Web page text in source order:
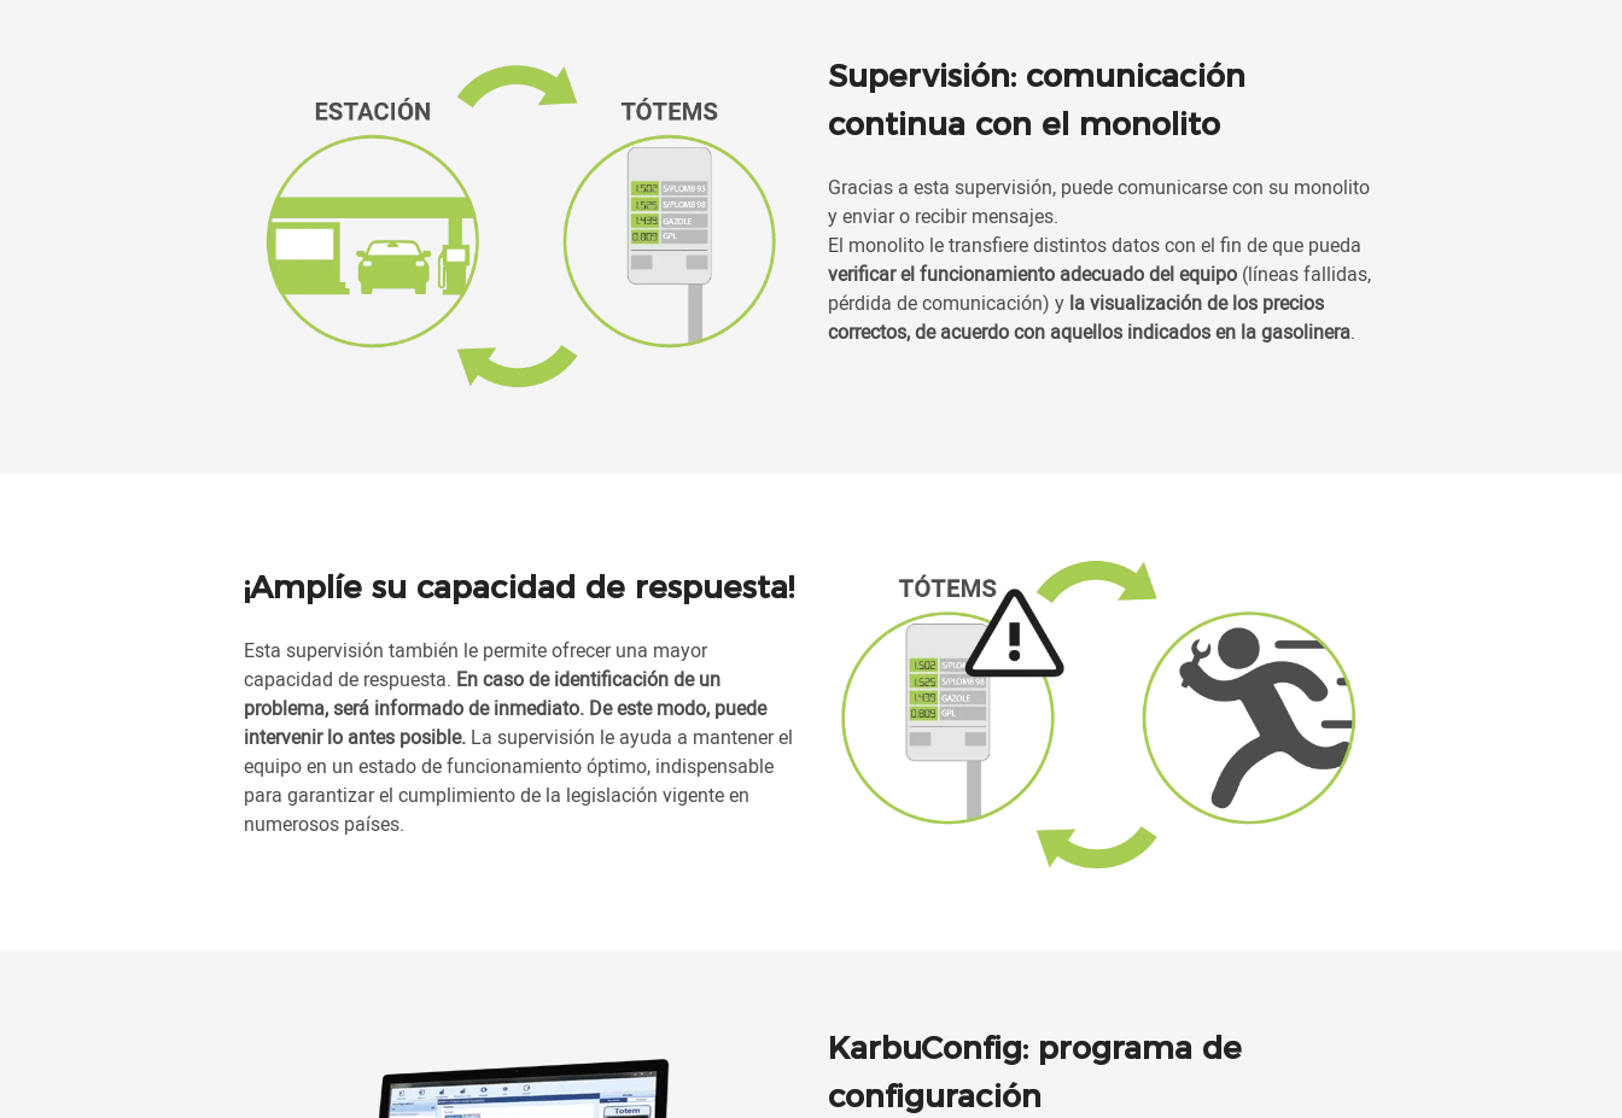
Supervisión: comunicación
continua con el monolito
Gracias a esta supervisión, puede comunicarse con su monolito
y enviar o recibir mensajes.
El monolito le transfiere distintos datos con el fin de que pueda
verificar el funcionamiento adecuado del equipo (líneas fallidas,
pérdida de comunicación) y la visualización de los precios
correctos, de acuerdo con aquellos indicados en la gasolinera.
¡Amplíe su capacidad de respuesta!
Esta supervisión también le permite ofrecer una mayor
capacidad de respuesta. En caso de identificación de un
problema, será informado de inmediato. De este modo, puede
intervenir lo antes posible.La supervisión le ayuda a mantener el
equipo en un estado de funcionamiento óptimo, indispensable
para garantizar el cumplimiento de la legislación vigente en
numerosos países.
KarbuConfig: programa de
configuración